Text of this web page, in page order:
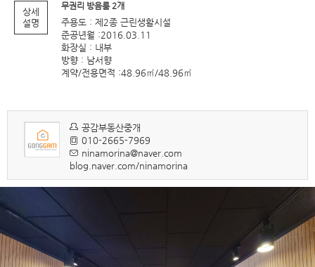
상세
설명
무권리 방음룸 2개
주용도 : 제2종 근린생활시설
준공년월 :2016.03.11
화장실 : 내부
방향 : 남서향
계약/전용면적 :48.96㎡/48.96㎡
공감부동산중개
010-2665-7969
ninamorina@naver.com
blog.naver.com/ninamorina